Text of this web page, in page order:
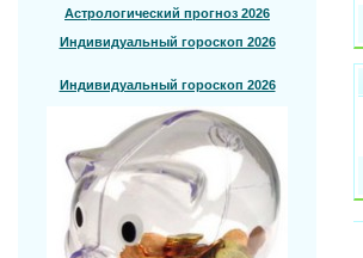
Астрологический прогноз 2026
Индивидуальный гороскоп 2026
Индивидуальный гороскоп 2026